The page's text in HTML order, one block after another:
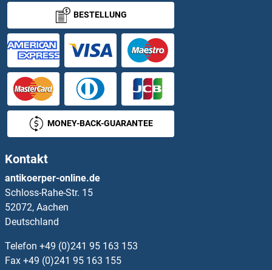
OBP2A Antikörper
OBP2B Antikörper
Obscurin Antikörper
Obscurin-Like 1 Antikörper
OC90 Antikörper
OCA2 Antikörper
Occludin Antikörper
OCEL1 Antikörper
OCIAD1 Antikörper
BESTELLUNG
MONEY-BACK-GUARANTEE
Kontakt
antikoerper-online.de
Schloss-Rahe-Str. 15
52072, Aachen
Deutschland
Telefon +49 (0)241 95 163 153
Fax +49 (0)241 95 163 155